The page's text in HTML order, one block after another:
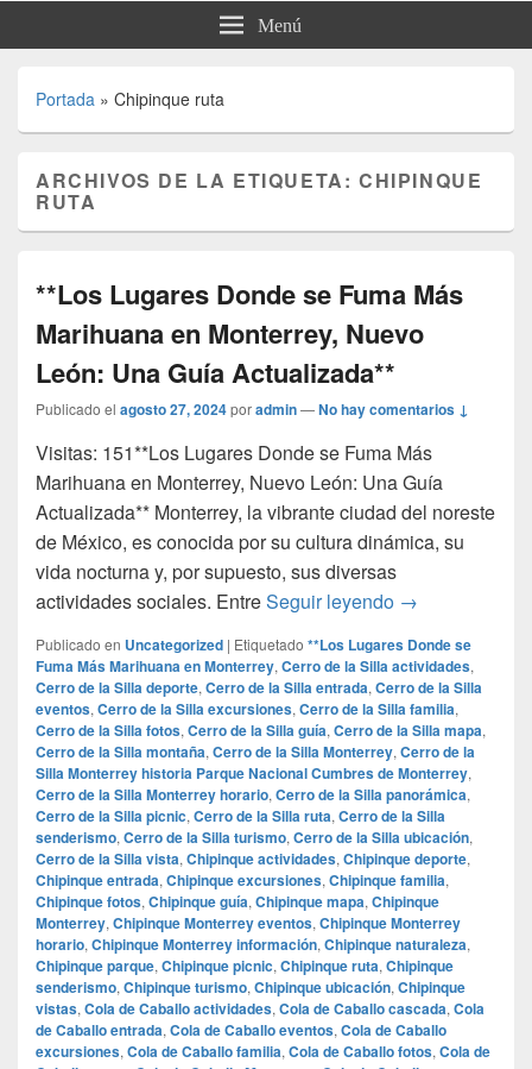
Menú
Portada » Chipinque ruta
ARCHIVOS DE LA ETIQUETA:CHIPINQUE
RUTA
**Los Lugares Donde se Fuma Más
Marihuana en Monterrey, Nuevo
León: Una Guía Actualizada**
Publicado el agosto 27, 2024poradmin—No hay comentarios ↓
Visitas: 151**Los Lugares Donde se Fuma Más
Marihuana en Monterrey, Nuevo León: Una Guía
Actualizada** Monterrey, la vibrante ciudad del noreste
de México, es conocida por su cultura dinámica, su
vida nocturna y, por supuesto, sus diversas
actividades sociales. EntreSeguir leyendo **Los Lugares
→
Publicado en Uncategorized | Etiquetado **Los Lugares Donde se
Fuma Más Marihuana en Monterrey, Cerro de la Silla actividades,
Cerro de la Silla deporte, Cerro de la Silla entrada, Cerro de la Silla
eventos, Cerro de la Silla excursiones, Cerro de la Silla familia,
Cerro de la Silla fotos, Cerro de la Silla guía, Cerro de la Silla mapa,
Cerro de la Silla montaña, Cerro de la Silla Monterrey, Cerro de la
Silla Monterrey historia Parque Nacional Cumbres de Monterrey,
Cerro de la Silla Monterrey horario, Cerro de la Silla panorámica,
Cerro de la Silla picnic, Cerro de la Silla ruta, Cerro de la Silla
senderismo, Cerro de la Silla turismo, Cerro de la Silla ubicación,
Cerro de la Silla vista, Chipinque actividades, Chipinque deporte,
Chipinque entrada, Chipinque excursiones, Chipinque familia,
Chipinque fotos, Chipinque guía, Chipinque mapa, Chipinque
Monterrey, Chipinque Monterrey eventos, Chipinque Monterrey
horario, Chipinque Monterrey información, Chipinque naturaleza,
Chipinque parque, Chipinque picnic, Chipinque ruta, Chipinque
senderismo, Chipinque turismo, Chipinque ubicación, Chipinque
vistas, Cola de Caballo actividades, Cola de Caballo cascada, Cola
de Caballo entrada, Cola de Caballo eventos, Cola de Caballo
excursiones, Cola de Caballo familia, Cola de Caballo fotos, Cola de